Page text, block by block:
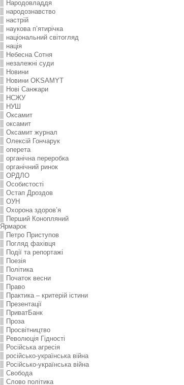
Народовладдя
народознавство
настрій
наукова п’ятирічка
національний світогляд
нація
Небесна Сотня
незалежні суди
Новини
Новини OKSAMYT
Нові Санжари
НСЖУ
НУШ
Оксамит
оксамит
Оксамит журнал
Олексій Гончарук
оперета
органічна переробка
органічний ринок
ОРДЛО
Особистості
Остап Дроздов
ОУН
Охорона здоров’я
Перший Конопляний
Ярмарок
Петро Приступов
Погляд фахівця
Події та репортажі
Поезія
Політика
Початок весни
Право
Практика – критерій істини
Презентації
ПриватБанк
Проза
Просвітництво
Революція Гідності
Російська агресія
російсько-українська війна
Російсько-українська війна
Свобода
Слово політика